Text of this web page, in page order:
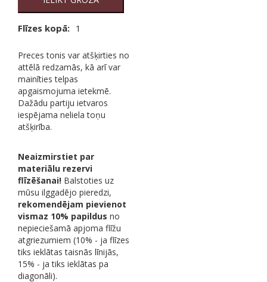
Flīzes kopā: 1
Preces tonis var atšķirties no
attēlā redzamās, kā arī var
mainīties telpas
apgaismojuma ietekmē.
Dažādu partiju ietvaros
iespējama neliela toņu
atšķirība.
Neaizmirstiet par
materiālu rezervi
flīzēšanai! Balstoties uz
mūsu ilggadējo pieredzi,
rekomendējam pievienot
vismaz 10% papildus no
nepieciešamā apjoma flīžu
atgriezumiem (10% - ja flīzes
tiks ieklātas taisnās līnijās,
15% - ja tiks ieklātas pa
diagonāli).